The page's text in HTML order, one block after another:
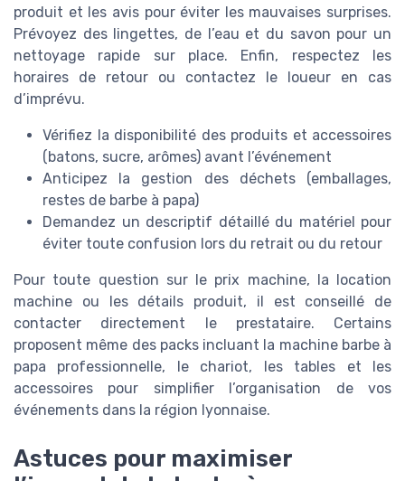
produit et les avis pour éviter les mauvaises surprises.
Prévoyez des lingettes, de l’eau et du savon pour un
nettoyage rapide sur place. Enfin, respectez les
horaires de retour ou contactez le loueur en cas
d’imprévu.
Vérifiez la disponibilité des produits et accessoires
(batons, sucre, arômes) avant l’événement
Anticipez la gestion des déchets (emballages,
restes de barbe à papa)
Demandez un descriptif détaillé du matériel pour
éviter toute confusion lors du retrait ou du retour
Pour toute question sur le prix machine, la location
machine ou les détails produit, il est conseillé de
contacter directement le prestataire. Certains
proposent même des packs incluant la machine barbe à
papa professionnelle, le chariot, les tables et les
accessoires pour simplifier l’organisation de vos
événements dans la région lyonnaise.
Astuces pour maximiser